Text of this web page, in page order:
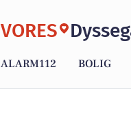
VORES
ALARM112 BOLIG